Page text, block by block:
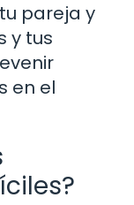
pareja y
y tus
en el